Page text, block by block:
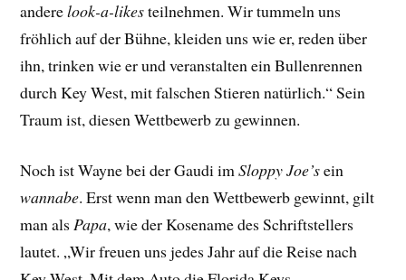
anderelook-a-likesteilnehmen. Wir tummeln uns
fröhlich auf der Bühne, kleiden uns wie er, reden über
ihn, trinken wie er und veranstalten ein Bullenrennen
durch Key West, mit falschen Stieren natürlich.“ Sein
Traum ist, diesen Wettbewerb zu gewinnen.
Noch ist Wayne bei der Gaudi imSloppy Joe’sein
wannabe. Erst wenn man den Wettbewerb gewinnt, gilt
man alsPapa, wie der Kosename des Schriftstellers
lautet. „Wir freuen uns jedes Jahr auf die Reise nach